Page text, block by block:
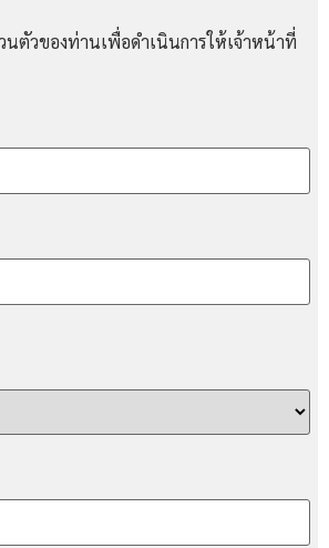
นตัวของท่านเพื่อดำเนินการให้เจ้าหน้าที่